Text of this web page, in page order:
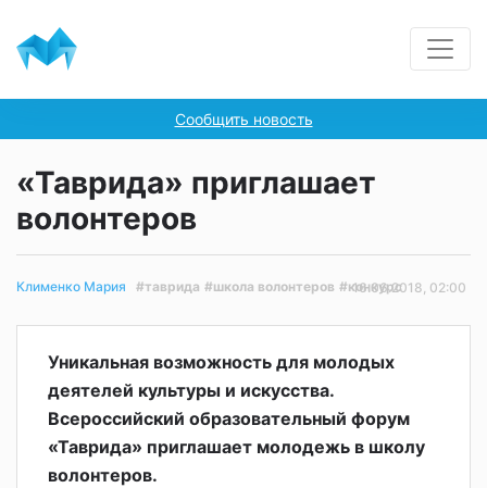
Сообщить новость
«Таврида» приглашает
волонтеров
Клименко Мария #таврида #школа волонтеров #конкурс
16.06.2018, 02:00
Уникальная возможность для молодых
деятелей культуры и искусства.
Всероссийский образовательный форум
«Таврида» приглашает молодежь в школу
волонтеров.